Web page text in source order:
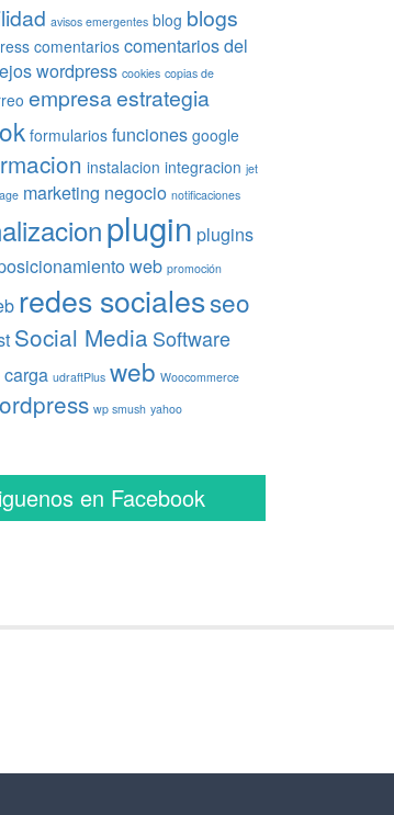
avisos emergentes blog blogs
comentarios comentarios del
wordpress cookies copias de
empresaestrategia
formularios funciones google
instalacion integracion jet
marketing negocio notificaciones
plugin plugins
web promoción
redes socialesseo
Social Media Software
udraftPlus web Woocommerce
wp smush yahoo
en Facebook